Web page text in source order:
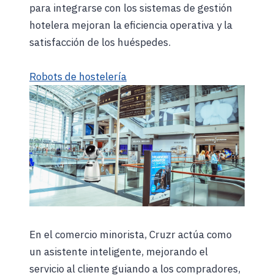
para integrarse con los sistemas de gestión
hotelera mejoran la eficiencia operativa y la
satisfacción de los huéspedes.
Robots de hostelería
En el comercio minorista, Cruzr actúa como
un asistente inteligente, mejorando el
servicio al cliente guiando a los compradores,